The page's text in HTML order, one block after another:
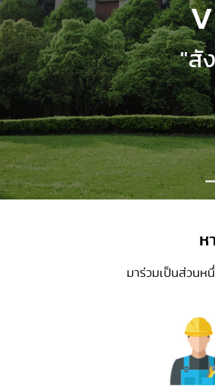
"สั
"สั
ห
มาร่วมเป็นส่วนห